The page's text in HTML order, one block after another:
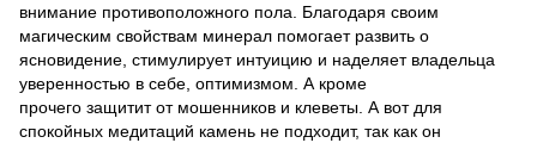
внимание противоположного пола. Благодаря своим
магическим свойствам минерал помогает развить о
ясновидение, стимулирует интуицию и наделяет владельца
уверенностью в себе, оптимизмом. А кроме
прочего защитит от мошенников и клеветы. А вот для
спокойных медитаций камень не подходит, так как он